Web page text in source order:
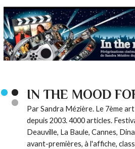
IN THE MOOD
Par Sandra Mézière. Le 7ème
depuis 2003. 4000 articles.
Deauville, La Baule, Cannes,
avant-premières, à l'affiche,